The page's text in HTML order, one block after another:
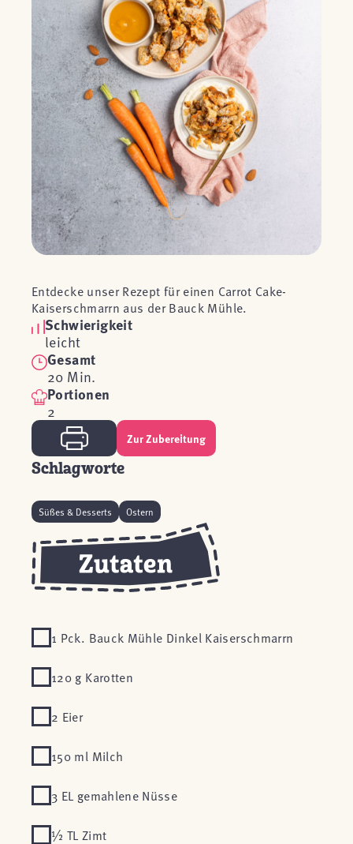
Entdecke unser Rezept für einen Carrot Cake-
Kaiserschmarrn aus der Bauck Mühle.
Schwierigkeit
leicht
Gesamt
20 Min.
Portionen
2
Zur Zubereitung
Schlagworte
Süßes & Desserts Ostern
1 Pck. Bauck Mühle Dinkel Kaiserschmarrn
120 g Karotten
2 Eier
150 ml Milch
3 EL gemahlene Nüsse
½ TL Zimt